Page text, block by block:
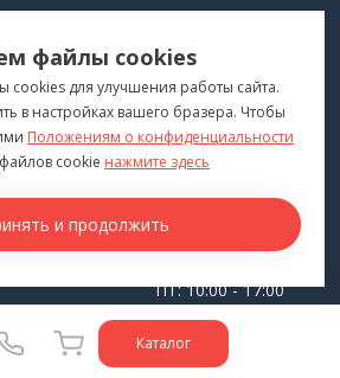
Каталог
КОНТАКТЫ
г. Владивосток
ПТ: 10:00 - 17:00
СБ-ВС: Выходной
файлы cookies
cookies для улучшения работы сайта.
в настройках вашего бразера. Чтобы
Положениям о конфиденциальности
cookie нажмите здесь
и продолжить